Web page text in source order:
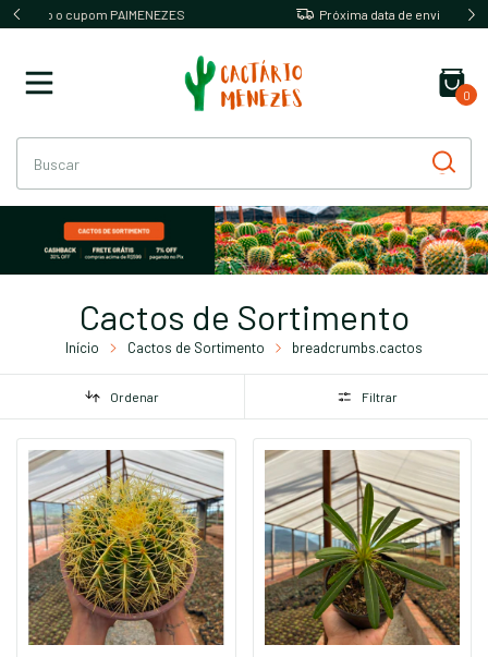
Próxima data de envio dia 12/08/26
0
Cactos de Sortimento
Início Cactos de Sortimento breadcrumbs.cactos
Ordenar Filtrar